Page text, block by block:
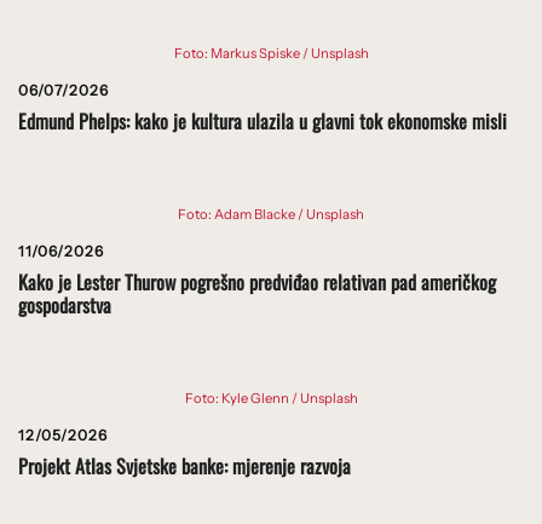
Foto: Markus Spiske / Unsplash
06/07/2026
Edmund Phelps: kako je kultura ulazila u glavni tok ekonomske misli
Foto: Adam Blacke / Unsplash
11/06/2026
Kako je Lester Thurow pogrešno predviđao relativan pad američkog
gospodarstva
Foto: Kyle Glenn / Unsplash
12/05/2026
Projekt Atlas Svjetske banke: mjerenje razvoja